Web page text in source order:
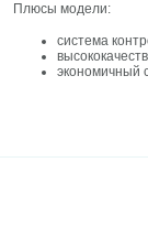
Плюсы модели:
система
экономичный